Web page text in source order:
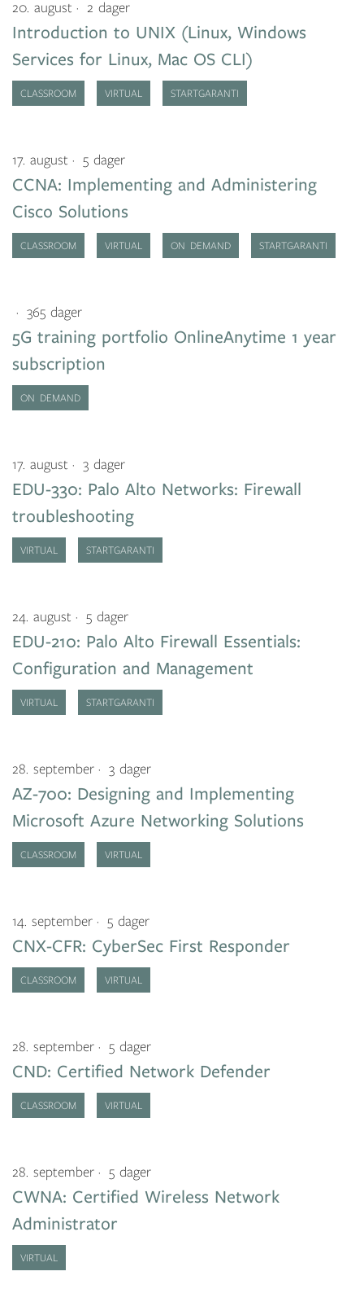
Introduction to UNIX (Linux, Windows
Services for Linux, Mac OS CLI)
20. august 2 dager
CLASSROOM VIRTUAL STARTGARANTI
CCNA: Implementing and Administering
Cisco Solutions
17. august 5 dager
CLASSROOM VIRTUAL ON DEMAND STARTGARANTI
5G training portfolio OnlineAnytime 1 year
subscription
365 dager
ON DEMAND
EDU-330: Palo Alto Networks: Firewall
troubleshooting
17. august 3 dager
VIRTUAL STARTGARANTI
EDU-210: Palo Alto Firewall Essentials:
Configuration and Management
24. august 5 dager
VIRTUAL STARTGARANTI
AZ-700: Designing and Implementing
Microsoft Azure Networking Solutions
28. september 3 dager
CLASSROOM VIRTUAL
CNX-CFR: CyberSec First Responder
14. september 5 dager
CLASSROOM VIRTUAL
CND: Certified Network Defender
28. september 5 dager
CLASSROOM VIRTUAL
CWNA: Certified Wireless Network
Administrator
28. september 5 dager
VIRTUAL